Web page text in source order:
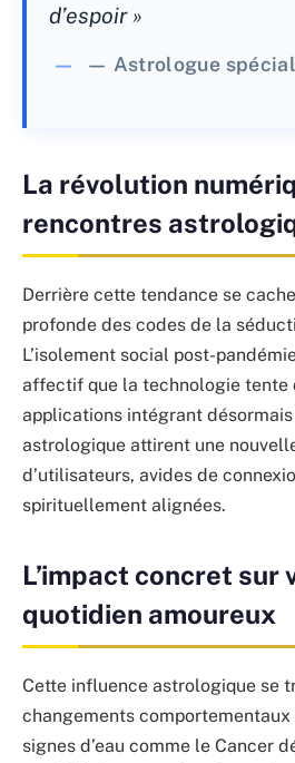
d’espoir »
— Astrologue
La révolution
rencontres
Derrière cette tendance se
profonde des codes de la
L’isolement social post-
affectif que la technologie tente
applications intégrant
astrologique attirent une
d’utilisateurs, avides de
spirituellement alignées.
L’impact concret sur
quotidien amoureux
Cette influence astrologique se
changements comportementaux
signes d’eau comme le Cancer